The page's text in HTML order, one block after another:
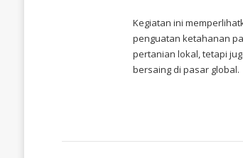
Kegiatan ini
penguatan ketahanan
pertanian lokal, tetapi
bersaing di pasar global.